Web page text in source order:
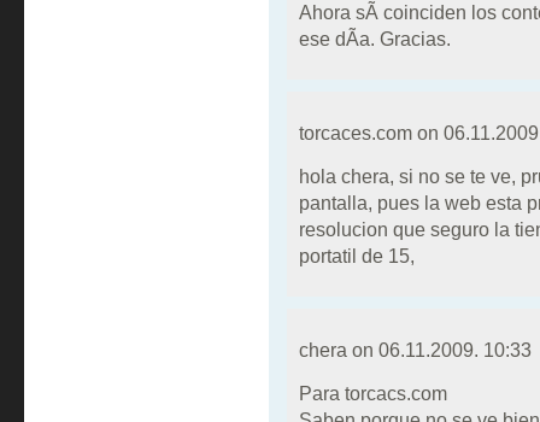
Ahora sÃ­ coinciden los
ese dÃ­a. Gracias.
torcaces.com on
hola chera, si no se te ve,
pantalla, pues la web esta
resolucion que seguro la
portatil de 15,
chera on 06.11.2009. 10:33
Para torcacs.com